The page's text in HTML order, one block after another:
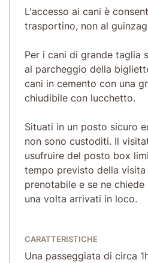
L'accesso ai cani è
trasportino, non al
Per i cani di grande taglia
al parcheggio della
cani in cemento con una
chiudibile con lucchetto.
Situati in un posto sicuro
non sono custoditi. Il
usufruire del posto box
tempo previsto della
prenotabile e se ne
una volta arrivati in loco.
CARATTERISTICHE
Una passeggiata di circa